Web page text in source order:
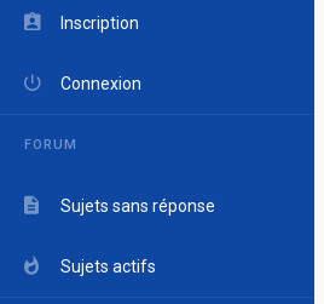
Inscription
Connexion
FORUM
Sujets sans réponse
Sujets actifs